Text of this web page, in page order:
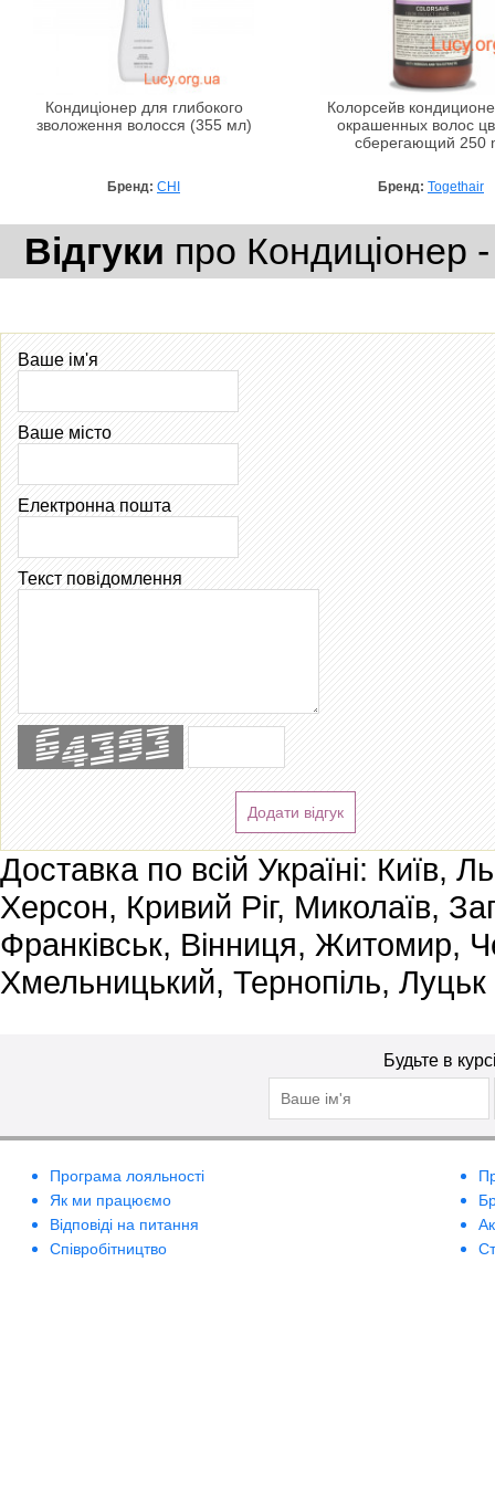
Кондиціонер для глибокого
зволоження волосся (355 мл)
Бренд: CHI
Колорсейв
окрашенных волос
сберегающий 250
Бренд: Togethair
Відгуки про Кондиціонер
Ваше ім'я
Ваше місто
Електронна пошта
Текст повідомлення
Додати відгук
Доставка по всій Україні: Київ,
Херсон, Кривий Ріг, Миколаїв,
Франківськ, Вінниця, Житомир,
Хмельницький, Тернопіль, Луцьк
Будьте в
Програма лояльності
Як ми працюємо
Відповіді на питання
Співробітництво